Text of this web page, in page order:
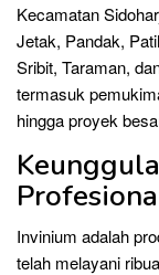
Kecamatan
Jetak, Pandak,
Sribit, Taraman,
termasuk
hingga proyek
Invinium adalah
telah melayani